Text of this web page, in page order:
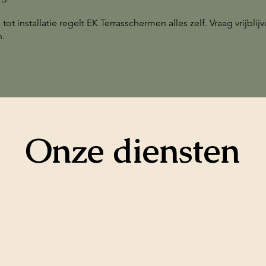
tot installatie regelt EK Terrasschermen alles zelf. Vraag
Onze diensten